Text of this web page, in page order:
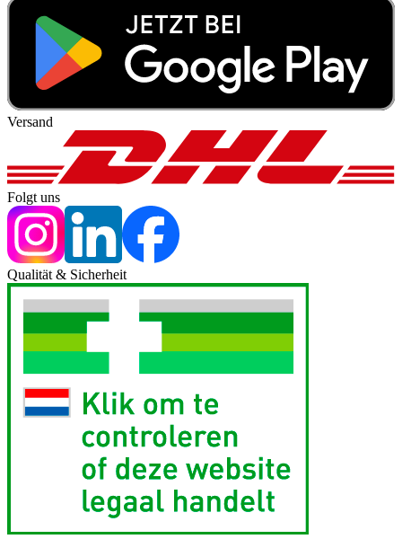
Versand
Folgt uns
Qualität & Sicherheit